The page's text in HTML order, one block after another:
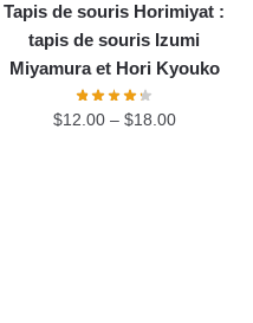
Tapis de souris Horimiyat :
tapis de souris Izumi
Miyamura et Hori Kyouko
$12.00– $18.00